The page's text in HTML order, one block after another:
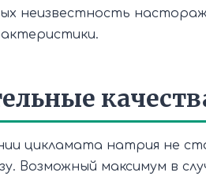
неизвестность
цикламата натрия не
Возможный максимум в